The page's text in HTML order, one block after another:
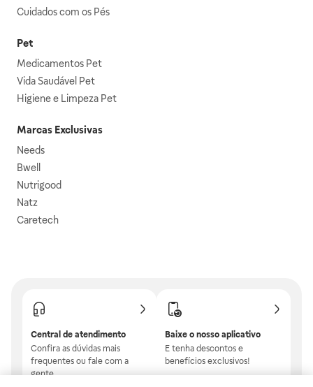
Cuidados com os Pés
Pet
Medicamentos Pet
Vida Saudável Pet
Higiene e Limpeza Pet
Marcas Exclusivas
Needs
Bwell
Nutrigood
Natz
Caretech
Central de atendimento
Confira as dúvidas mais
frequentes ou fale com a
gente.
Baixe o nosso aplicativo
E tenha descontos e
benefícios exclusivos!